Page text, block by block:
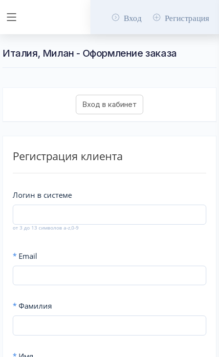
Вход Регистрация
Италия, Милан - Оформление заказа
Регистрация клиента
Логин в системе
от 3 до 13 символов a-z,0-9
* Email
* Фамилия